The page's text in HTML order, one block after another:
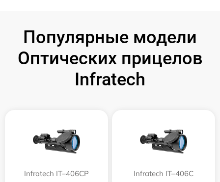
Популярные модели
Оптических прицелов
Infratech
Infratech IT–406СP Infratech IT–406С